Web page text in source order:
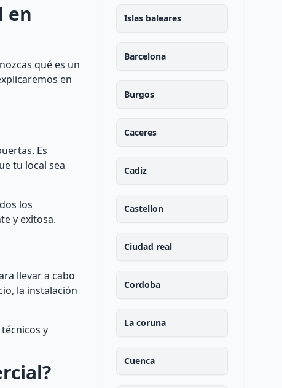
en
qué es un
en
Es
tu local sea
los
y exitosa.
llevar a cabo
la instalación
y
Islas baleares
Barcelona
Burgos
Caceres
Cadiz
Castellon
Ciudad real
Cordoba
La coruna
Cuenca